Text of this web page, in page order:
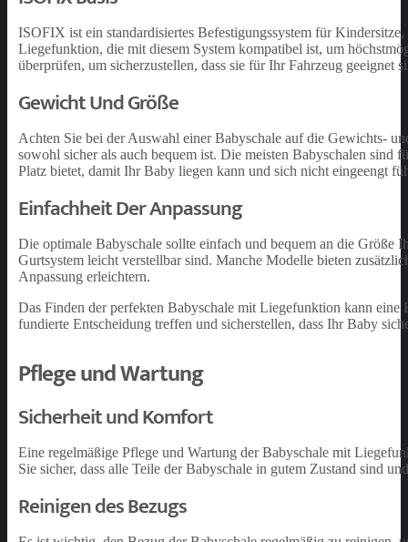
ISOFIX ist ein standardisiertes Befestigungssystem für
Liegefunktion, die mit diesem System kompatibel ist, um
überprüfen, um sicherzustellen, dass sie für Ihr Fahrzeug geeignet
Gewicht Und Größe
Achten Sie bei der Auswahl einer Babyschale auf die Gewichts-
sowohl sicher als auch bequem ist. Die meisten Babyschalen sind
Platz bietet, damit Ihr Baby liegen kann und sich nicht eingeengt
Einfachheit Der Anpassung
Die optimale Babyschale sollte einfach und bequem an die Größe
Gurtsystem leicht verstellbar sind. Manche Modelle bieten
Anpassung erleichtern.
Das Finden der perfekten Babyschale mit Liegefunktion kann
fundierte Entscheidung treffen und sicherstellen, dass Ihr Baby
Pflege und Wartung
Sicherheit und Komfort
Eine regelmäßige Pflege und Wartung der Babyschale mit
Sie sicher, dass alle Teile der Babyschale in gutem Zustand sind
Reinigen des Bezugs